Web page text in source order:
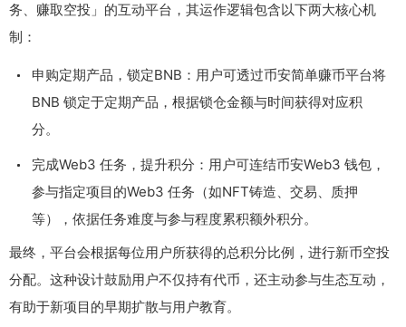
务、赚取空投」的互动平台，其运作逻辑包含以下两大核心机
制：
申购定期产品，锁定BNB：用户可透过币安简单赚币平台将
BNB 锁定于定期产品，根据锁仓金额与时间获得对应积
分。
完成Web3 任务，提升积分：用户可连结币安Web3 钱包，
参与指定项目的Web3 任务（如NFT铸造、交易、质押
等），依据任务难度与参与程度累积额外积分。
最终，平台会根据每位用户所获得的总积分比例，进行新币空投
分配。这种设计鼓励用户不仅持有代币，还主动参与生态互动，
有助于新项目的早期扩散与用户教育。